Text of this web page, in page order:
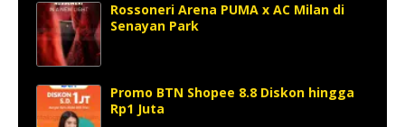
Rossoneri Arena PUMA x AC Milan di
Senayan Park
Promo BTN Shopee 8.8 Diskon hingga
Rp1 Juta